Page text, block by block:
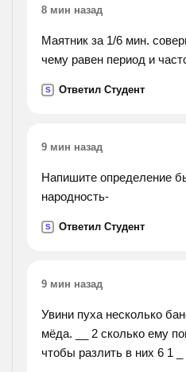
8 мин назад
Маятник за 1/6 мин.
чему равен период и
S Ответил Студент
9 мин назад
Напишите определение
народность-
S Ответил Студент
9 мин назад
Увини пуха несколько
мёда. __ 2 сколько ему
чтобы разлить в них 6 1 _